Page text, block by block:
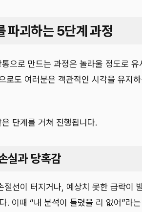
파괴하는 5단계 과정
으로 만드는 과정은 놀라울 정도로 유
로도 여러분은 객관적인 시각을 유지하
단계를 거쳐 진행됩니다.
실과 당혹감
선이 터지거나, 예상치 못한 급락이
. 이때 “내 분석이 틀렸을 리 없어”라는